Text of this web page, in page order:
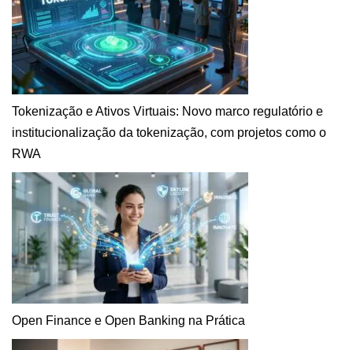
Tokenização e Ativos Virtuais: Novo marco regulatório e
institucionalização da tokenização, com projetos como o
RWA
Open Finance e Open Banking na Prática